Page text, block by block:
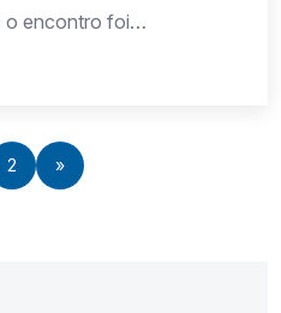
o encontro foi
do @itsriodejaneiro, e
do @ilc.br, se
2 »